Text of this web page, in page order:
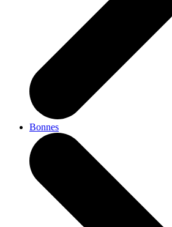
Bonnes